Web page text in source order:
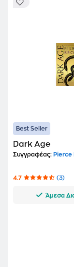
Best Seller
Dark Age
Συγγραφέας: Pierce
4.7 (3)
Άμεσα